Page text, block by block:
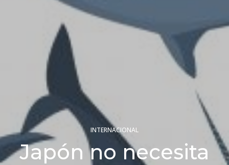
INTERNACIONAL
Japón no necesita